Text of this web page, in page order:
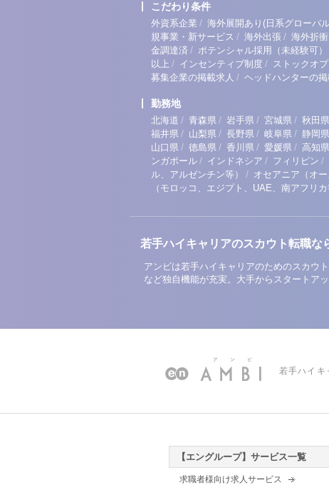
こだわり条件
外資系企業 / 海外展開あり(日系グローバ
規事業・新サービス / 海外出張 / 海外折衝
金調達済 / ポテンシャル採用（未経験可）
以上 / インセンティブ制度 / ストックオ
募集企業の掲載求人 / ヘッドハンターの掲
勤務地
北海道 / 青森県 / 岩手県 / 宮城県 / 秋田県
福井県 / 山梨県 / 長野県 / 岐阜県 / 静岡県
山口県 / 徳島県 / 香川県 / 愛媛県 / 高知県
ンガポール / インドネシア / フィリピン /
ル、アルゼンチン等）
/ オセアニア（オ
（モロッコ、エジプト、UAE、南アフリカ
若手ハイキャリアのスカウト転職な
アンビは若手ハイキャリアのためのスカウ
など独自機能が充実。大手からスタートア
若手ハイキ
【エングループ】サービス一覧
求職者様向け求人サービス